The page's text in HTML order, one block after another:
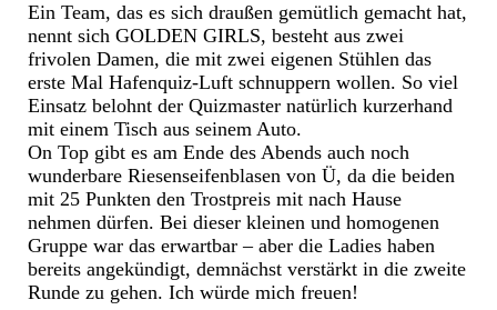
Ein Team, das es sich draußen gemütlich gemacht hat,
nennt sich GOLDEN GIRLS, besteht aus zwei
frivolen Damen, die mit zwei eigenen Stühlen das
erste Mal Hafenquiz-Luft schnuppern wollen. So viel
Einsatz belohnt der Quizmaster natürlich kurzerhand
mit einem Tisch aus seinem Auto.
On Top gibt es am Ende des Abends auch noch
wunderbare Riesenseifenblasen von Ü, da die beiden
mit 25 Punkten den Trostpreis mit nach Hause
nehmen dürfen. Bei dieser kleinen und homogenen
Gruppe war das erwartbar – aber die Ladies haben
bereits angekündigt, demnächst verstärkt in die zweite
Runde zu gehen. Ich würde mich freuen!